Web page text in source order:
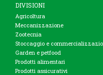
DIVISIONI
Agricoltura
Meccanizzazione
Zootecnia
Stoccaggio e
Garden e petfood
Prodotti alimentari
Prodotti assicurativi